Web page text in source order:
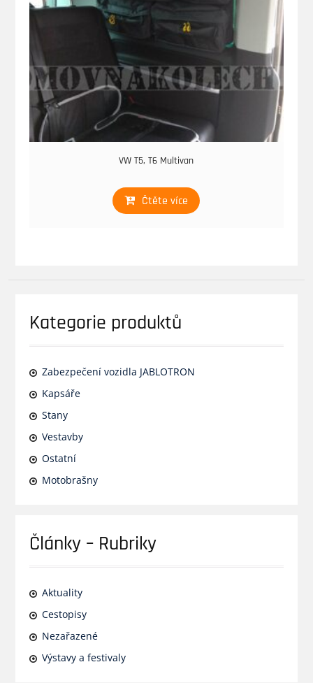
VW T5, T6 Multivan
Čtěte více
Kategorie produktů
Zabezpečení vozidla JABLOTRON
Kapsáře
Stany
Vestavby
Ostatní
Motobrašny
Články – Rubriky
Aktuality
Cestopisy
Nezařazené
Výstavy a festivaly